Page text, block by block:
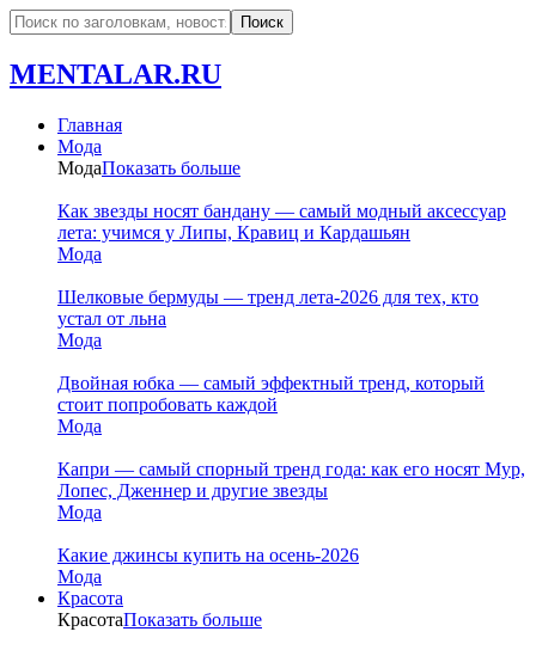
MENTALAR.RU
Главная
Мода
МодаПоказать больше
Как звезды носят бандану — самый модный аксессуар
лета: учимся у Липы, Кравиц и Кардашьян
Мода
Шелковые бермуды — тренд лета-2026 для тех, кто
устал от льна
Мода
Двойная юбка — самый эффектный тренд, который
стоит попробовать каждой
Мода
Капри — самый спорный тренд года: как его носят Мур,
Лопес, Дженнер и другие звезды
Мода
Какие джинсы купить на осень-2026
Мода
Красота
КрасотаПоказать больше